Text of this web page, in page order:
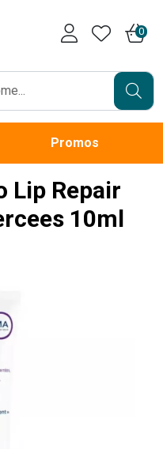
0
Promos
Lip Repair
10ml